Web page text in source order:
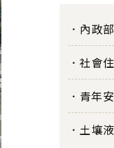
內政
社會
青年
土壤